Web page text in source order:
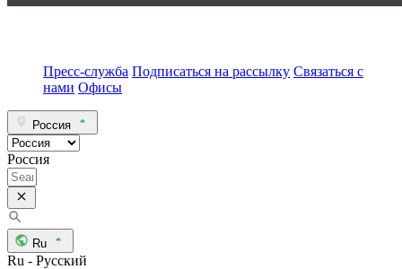
Пресс-служба Подписаться на рассылку Связаться с
нами Офисы
Россия
Россия
Ru
Ru - Русский